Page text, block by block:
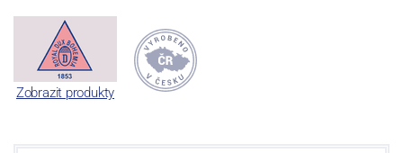
Zobrazit produkty